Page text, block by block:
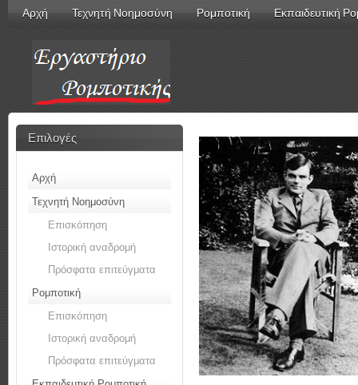
Αρχή Τεχνητή Νοημοσύνη Ρομποτική Εκπαιδευτική
Επιλογές
Αρχή
Τεχνητή Νοημοσύνη
Επισκόπηση
Ιστορική αναδρομή
Πρόσφατα επιτεύγματα
Ρομποτική
Επισκόπηση
Ιστορική αναδρομή
Πρόσφατα επιτεύγματα